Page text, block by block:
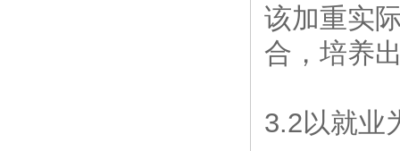
该加重实
合，培养
3.2以就业